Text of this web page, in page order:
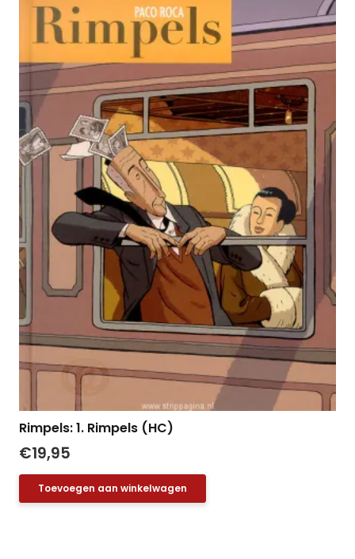
Rimpels: 1. Rimpels (HC)
€19,95
Toevoegen aan winkelwagen